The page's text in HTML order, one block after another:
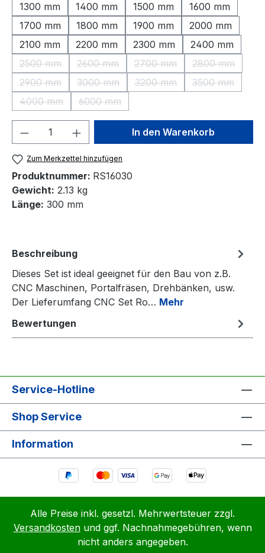
1300 mm
1400 mm 1500 mm
1600 mm
1700 mm
1800 mm 1900 mm
2000 mm
2100 mm
2200 mm 2300 mm
2400 mm
2500 mm
(Diese Option ist zurzeit nicht verfügbar.)
2600 mm
(Diese Option ist zurzeit nicht verfügbar.)
2700 mm
(Diese Option ist zurzeit
2800 mm
(Diese
2900 mm
(Diese Option ist zurzeit nicht verfügbar.)
3000 mm
(Diese Option ist zurzeit nicht verfügbar.)
3200 mm
(Diese Option ist zurzeit
3500 mm
(Diese
4000 mm
(Diese Option ist zurzeit nicht verfügbar.)
6000 mm
(Diese Option ist zurzeit nicht verfügbar.)
Produkt Anzahl: Gib denIn den Warenkorb
Zum Merkzettel hinzufügen
Produktnummer: RS16030
Gewicht: 2.13 kg
Länge: 300 mm
Beschreibung
Dieses Set ist ideal geeignet für den Bau von z.B.
CNC Maschinen, Portalfräsen, Drehbänken, usw.
Der Lieferumfang CNC Set Ro… Mehr
Bewertungen
Service-Hotline
Shop Service
Information
Alle Preise inkl. gesetzl. Mehrwertsteuer zzgl.
Versandkostenund ggf. Nachnahmegebühren, wenn
nicht anders angegeben.